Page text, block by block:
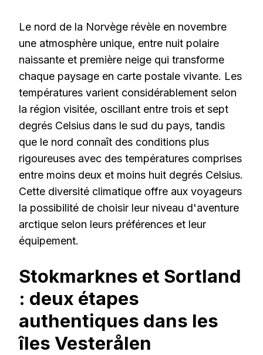
Le nord de la Norvège révèle en novembre
une atmosphère unique, entre nuit polaire
naissante et première neige qui transforme
chaque paysage en carte postale vivante. Les
températures varient considérablement selon
la région visitée, oscillant entre trois et sept
degrés Celsius dans le sud du pays, tandis
que le nord connaît des conditions plus
rigoureuses avec des températures comprises
entre moins deux et moins huit degrés Celsius.
Cette diversité climatique offre aux voyageurs
la possibilité de choisir leur niveau d'aventure
arctique selon leurs préférences et leur
équipement.
Stokmarknes et Sortland
: deux étapes
authentiques dans les
îles Vesterålen